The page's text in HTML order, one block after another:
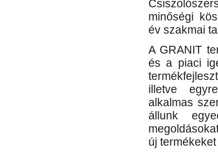
minőségi
év szakmai
A GRANIT
és a piaci
illetve
alkalmas
állunk
új